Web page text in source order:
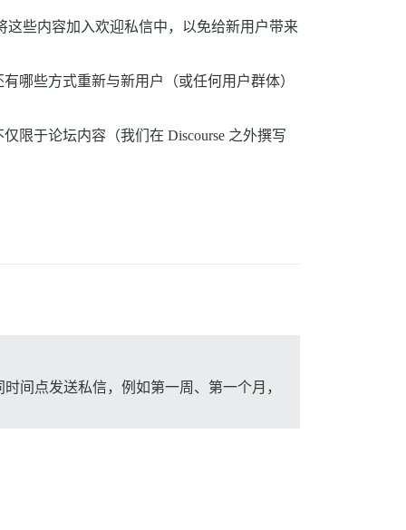
些内容加入欢迎私信中，以免给新用户带来
哪些方式重新与新用户（或任何用户群体）
限于论坛内容（我们在 Discourse 之外撰写
间点发送私信，例如第一周、第一个月，